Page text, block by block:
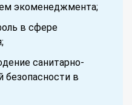
экоменеджмента;
в сфере
санитарно-
безопасности в